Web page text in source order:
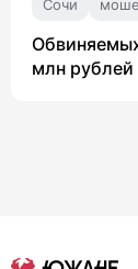
Сочи
млн